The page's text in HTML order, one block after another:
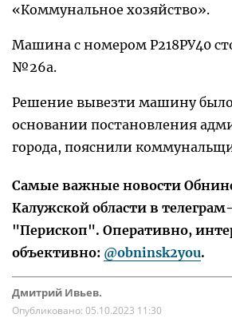
«Коммунальное хозяйство».
Машина с номером Р218РУ40
№26а.
Решение вывезти машину
основании постановления
города, пояснили
Самые важные новости
Калужской области в
"Перископ". Оперативно,
объективно: @obninsk2you.
Дмитрий Ивьев.
Опубликовано: 05.10.2023 11:30